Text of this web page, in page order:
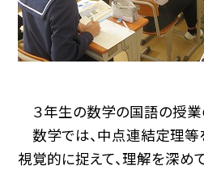
３年生の数学の国語の授業
数学では、中点連結定理等
視覚的に捉えて、理解を深め